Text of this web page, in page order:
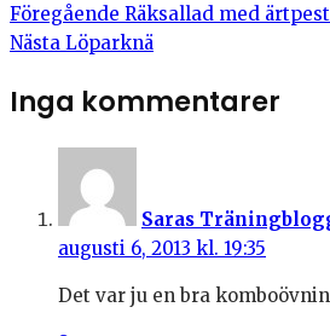
Föregående Räksallad med
Nästa Löparknä
Inga kommentarer
Saras
augusti 6, 2013 kl. 19:35
Det var ju en bra